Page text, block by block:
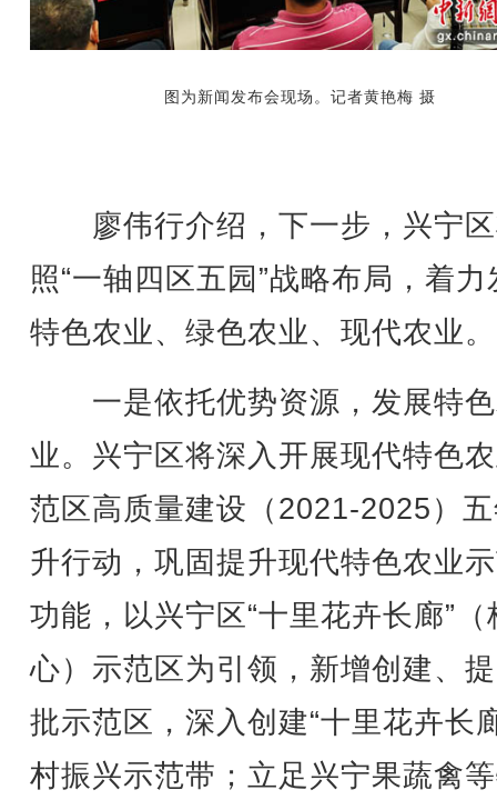
图为新闻发布会现场。记者黄艳梅 摄
廖伟行介绍，下一步，兴宁
照“一轴四区五园”战略布局，着力
特色农业、绿色农业、现代农业。
一是依托优势资源，发展特
业。兴宁区将深入开展现代特色
范区高质量建设（2021-2025）
升行动，巩固提升现代特色农业
功能，以兴宁区“十里花卉长廊”（
心）示范区为引领，新增创建、
批示范区，深入创建“十里花卉长
村振兴示范带；立足兴宁果蔬禽